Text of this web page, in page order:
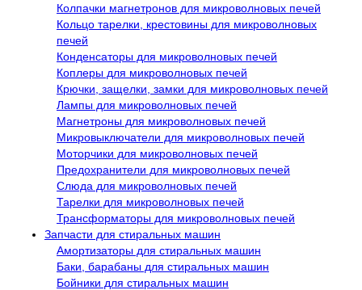
Колпачки магнетронов для микроволновых печей
Кольцо тарелки, крестовины для микроволновых
печей
Конденсаторы для микроволновых печей
Коплеры для микроволновых печей
Крючки, защелки, замки для микроволновых печей
Лампы для микроволновых печей
Магнетроны для микроволновых печей
Микровыключатели для микроволновых печей
Моторчики для микроволновых печей
Предохранители для микроволновых печей
Слюда для микроволновых печей
Тарелки для микроволновых печей
Трансформаторы для микроволновых печей
Запчасти для стиральных машин
Амортизаторы для стиральных машин
Баки, барабаны для стиральных машин
Бойники для стиральных машин